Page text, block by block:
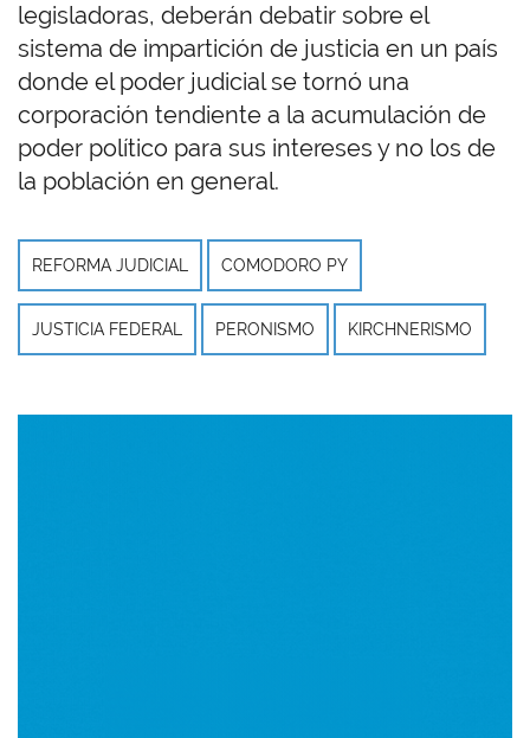
legisladoras, deberán debatir sobre el
sistema de impartición de justicia en un país
donde el poder judicial se tornó una
corporación tendiente a la acumulación de
poder político para sus intereses y no los de
la población en general.
REFORMA JUDICIAL COMODORO PY
JUSTICIA FEDERAL PERONISMO KIRCHNERISMO